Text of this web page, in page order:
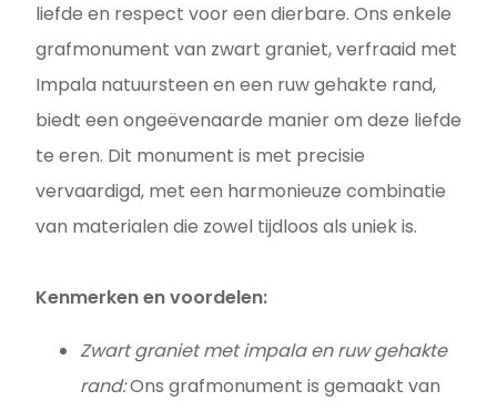
liefde en respect voor een dierbare. Ons enkele
grafmonument van zwart graniet, verfraaid met
Impala natuursteen en een ruw gehakte rand,
biedt een ongeëvenaarde manier om deze liefde
te eren. Dit monument is met precisie
vervaardigd, met een harmonieuze combinatie
van materialen die zowel tijdloos als uniek is.
Kenmerken en voordelen:
Zwart graniet met impala en ruw gehakte
rand:Ons grafmonument is gemaakt van